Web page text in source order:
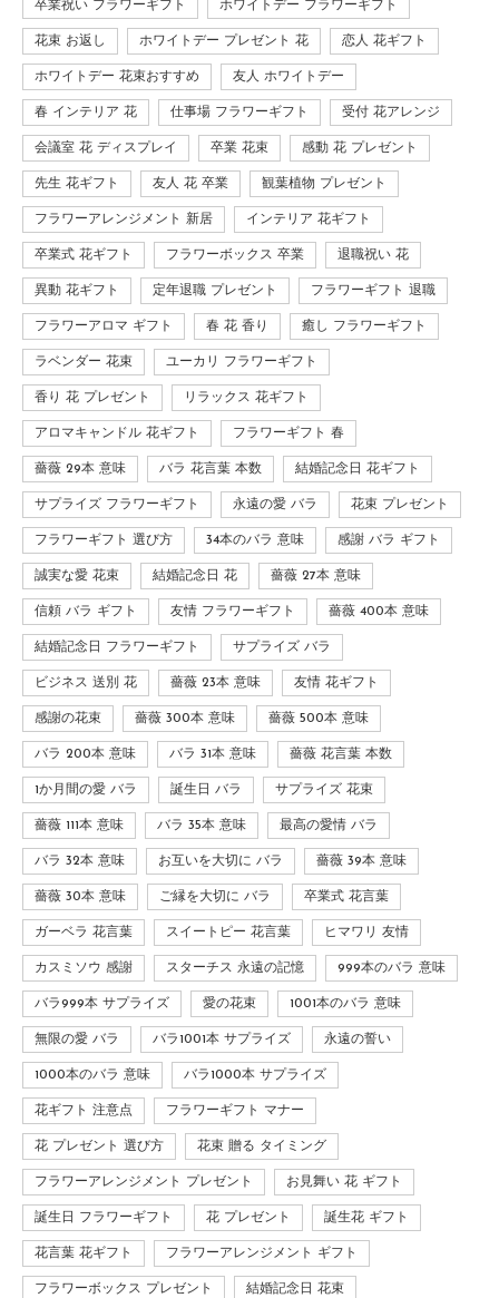
卒業祝い フラワーギフト ホワイトデー フラワーギフト
花束 お返し ホワイトデー プレゼント 花 恋人 花ギフト
ホワイトデー 花束おすすめ 友人 ホワイトデー
春 インテリア 花 仕事場 フラワーギフト 受付 花アレンジ
会議室 花 ディスプレイ 卒業 花束 感動 花 プレゼント
先生 花ギフト 友人 花 卒業 観葉植物 プレゼント
フラワーアレンジメント 新居 インテリア 花ギフト
卒業式 花ギフト フラワーボックス 卒業 退職祝い 花
異動 花ギフト 定年退職 プレゼント フラワーギフト 退職
フラワーアロマ ギフト 春 花 香り 癒し フラワーギフト
ラベンダー 花束 ユーカリ フラワーギフト
香り 花 プレゼント リラックス 花ギフト
アロマキャンドル 花ギフト フラワーギフト 春
薔薇 29本 意味 バラ 花言葉 本数 結婚記念日 花ギフト
サプライズ フラワーギフト 永遠の愛 バラ 花束 プレゼント
フラワーギフト 選び方 34本のバラ 意味 感謝 バラ ギフト
誠実な愛 花束 結婚記念日 花 薔薇 27本 意味
信頼 バラ ギフト 友情 フラワーギフト 薔薇 400本 意味
結婚記念日 フラワーギフト サプライズ バラ
ビジネス 送別 花 薔薇 23本 意味 友情 花ギフト
感謝の花束 薔薇 300本 意味 薔薇 500本 意味
バラ 200本 意味 バラ 31本 意味 薔薇 花言葉 本数
1か月間の愛 バラ 誕生日 バラ サプライズ 花束
薔薇 111本 意味 バラ 35本 意味 最高の愛情 バラ
バラ 32本 意味 お互いを大切に バラ 薔薇 39本 意味
薔薇 30本 意味 ご縁を大切に バラ 卒業式 花言葉
ガーベラ 花言葉 スイートピー 花言葉 ヒマワリ 友情
カスミソウ 感謝 スターチス 永遠の記憶 999本のバラ 意味
バラ999本 サプライズ 愛の花束 1001本のバラ 意味
無限の愛 バラ バラ1001本 サプライズ 永遠の誓い
1000本のバラ 意味 バラ1000本 サプライズ
花ギフト 注意点 フラワーギフト マナー
花 プレゼント 選び方 花束 贈る タイミング
フラワーアレンジメント プレゼント お見舞い 花 ギフト
誕生日 フラワーギフト 花 プレゼント 誕生花 ギフト
花言葉 花ギフト フラワーアレンジメント ギフト
フラワーボックス プレゼント 結婚記念日 花束